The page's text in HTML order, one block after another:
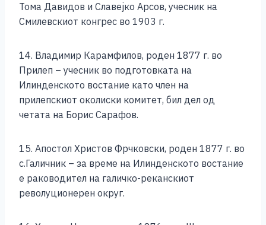
Тома Давидов и Славејко Арсов, учесник на
Смилевскиот конгрес во 1903 г.
14. Владимир Карамфилов, роден 1877 г. во
Прилеп – учесник во подготовката на
Илинденското востание като член на
прилепскиот околиски комитет, бил дел од
четата на Борис Сарафов.
15. Апостол Христов Фрчковски, роден 1877 г. во
с.Галичник – за време на Илинденското востание
е раководител на галичко-реканскиот
револуционерен округ.